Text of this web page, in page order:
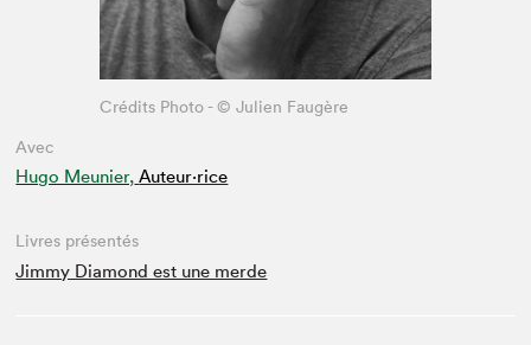
Avec
Hugo Meunier, Auteur·rice
Crédits Photo - © Julien Faugère
Livres présentés
Jimmy Diamond est une merde